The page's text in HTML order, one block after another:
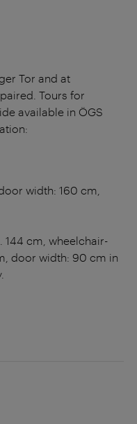
Tor and at
Tours for
available in ÖGS
width: 160 cm,
144 cm, wheelchair-
door width: 90 cm in